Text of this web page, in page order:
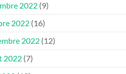
2022 (9)
2022 (16)
2022 (12)
2022 (7)